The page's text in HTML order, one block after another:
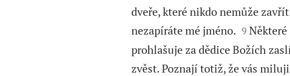
dveře, které nikdo nemůže
nezapíráte mé jméno.
9 Některé
prohlašuje za dědice Božích
zvěst. Poznají totiž, že vás